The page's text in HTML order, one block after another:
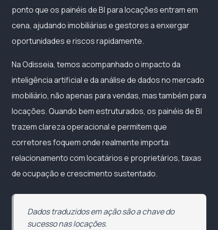
ponto que os painéis de BI para locações entram em
cena, ajudando imobiliárias e gestores a enxergar
oportunidades e riscos rapidamente.
Na Odisseia, temos acompanhado o impacto da
inteligência artificial e da análise de dados no mercado
imobiliário, não apenas para vendas, mas também para
locações. Quando bem estruturados, os painéis de BI
trazem clareza operacional e permitem que
corretores foquem onde realmente importa:
relacionamento com locatários e proprietários, taxas
de ocupação e crescimento sustentado.
Dados traduzidos em ação são a chave do
sucesso nas locações.